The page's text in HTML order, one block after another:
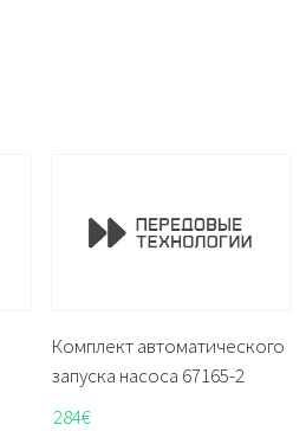
Комплект автоматического
запуска насоса 67165-2
284€